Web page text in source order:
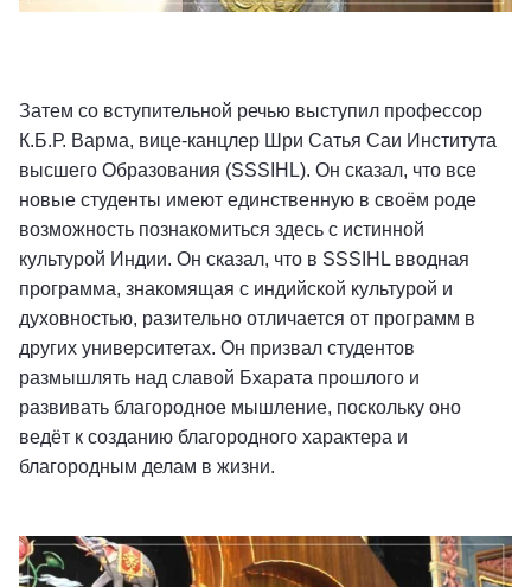
Затем со вступительной речью выступил профессор
К.Б.Р. Варма, вице-канцлер Шри Сатья Саи Института
высшего Образования (SSSIHL). Он сказал, что все
новые студенты имеют единственную в своём роде
возможность познакомиться здесь с истинной
культурой Индии. Он сказал, что в SSSIHL вводная
программа, знакомящая с индийской культурой и
духовностью, разительно отличается от программ в
других университетах. Он призвал студентов
размышлять над славой Бхарата прошлого и
развивать благородное мышление, поскольку оно
ведёт к созданию благородного характера и
благородным делам в жизни.